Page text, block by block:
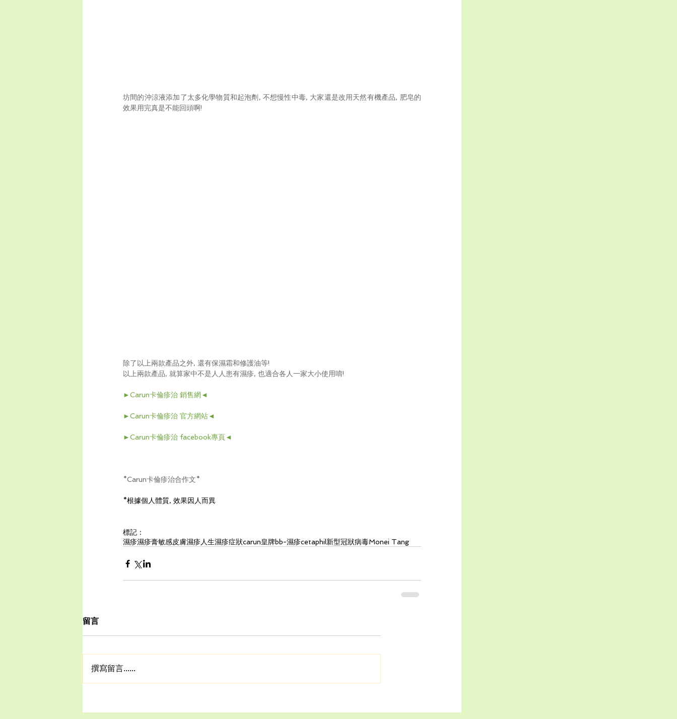
坊間的沖涼液添加了太多化學物質和起泡劑, 不想慢性中毒, 大家還是改用天然有機產品, 肥皂的
效果用完真是不能回頭啊!
除了以上兩款產品之外, 還有保濕霜和修護油等!
以上兩款產品, 就算家中不是人人患有濕疹, 也適合各人一家大小使用唷!
►Carun卡倫疹治 銷售網◄
►Carun卡倫疹治 官方網站◄
►Carun卡倫疹治 facebook專頁◄
*Carun卡倫疹治合作文*
*根據個人體質, 效果因人而異
標記：
濕疹濕疹膏敏感皮膚濕疹人生濕疹症狀carun皇牌bb-濕疹cetaphil新型冠狀病毒Monei Tang
留言
撰寫留言......